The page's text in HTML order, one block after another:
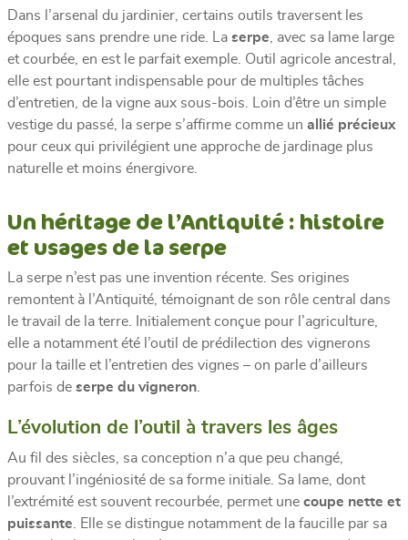
Dans l’arsenal du jardinier, certains outils traversent les
époques sans prendre une ride. La serpe , avec sa lame large
et courbée, en est le parfait exemple. Outil agricole ancestral,
elle est pourtant indispensable pour de multiples tâches
d’entretien, de la vigne aux sous-bois. Loin d’être un simple
vestige du passé, la serpe s’affirme comme un allié précieux
pour ceux qui privilégient une approche de jardinage plus
naturelle et moins énergivore.
Un héritage de l’Antiquité : histoire
et usages de la serpe
La serpe n’est pas une invention récente. Ses origines
remontent à l’Antiquité, témoignant de son rôle central dans
le travail de la terre. Initialement conçue pour l’agriculture,
elle a notamment été l’outil de prédilection des vignerons
pour la taille et l’entretien des vignes – on parle d’ailleurs
parfois de serpe du vigneron
L’évolution de l’outil à travers les âges
Au fil des siècles, sa conception n’a que peu changé,
prouvant l’ingéniosité de sa forme initiale. Sa lame, dont
l’extrémité est souvent recourbée, permet une coupe nette et
puissante . Elle se distingue notamment de la faucille par sa